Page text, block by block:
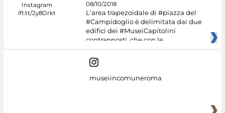
08/10/2018
L'area trapezoidale di #piazza del
#Campidoglio è delimitata dai due
edifici dei #MuseiCapitolini
contrapposti, che con le
museiincomuneroma